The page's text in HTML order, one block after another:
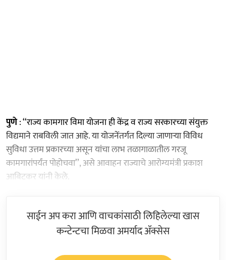
पुणे: ‘‘राज्य कामगार विमा योजना ही केंद्र व राज्य सरकारच्या संयुक्त
विद्यमाने राबविली जात आहे. या योजनेंतर्गत दिल्या जाणाऱ्या विविध
सुविधा उत्तम प्रकारच्या असून यांचा लाभ तळागाळातील गरजू
कामगारांपर्यंत पोहोचवा’’, असे आवाहन राज्याचे आरोग्यमंत्री प्रकाश
आबिटकर यांनी केले.
साईन अप करा आणि वाचकांसाठी लिहिलेल्या खास
कन्टेन्टचा मिळवा अमर्याद ॲक्सेस